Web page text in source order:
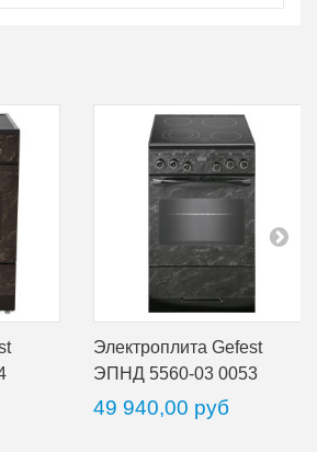
Электроплита Gefest
ЭПНД 5560-03 0053
49 940,00 руб